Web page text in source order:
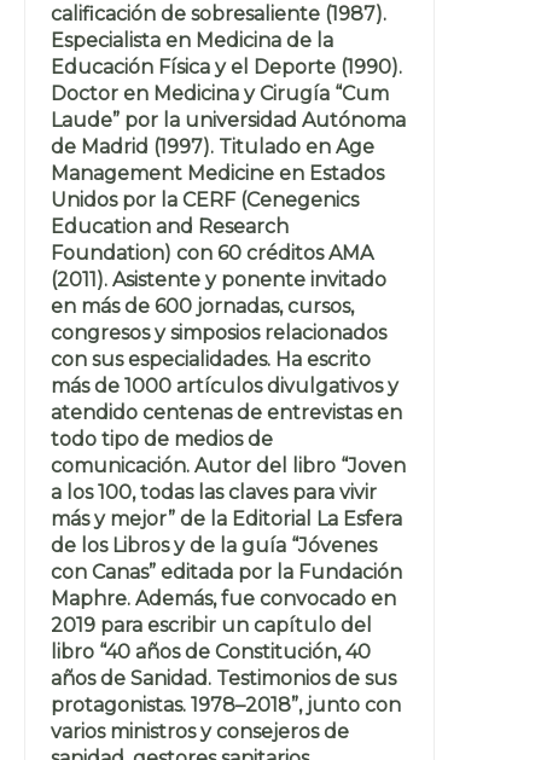
calificación de sobresaliente (1987).
Especialista en Medicina de la
Educación Física y el Deporte (1990).
Doctor en Medicina y Cirugía “Cum
Laude” por la universidad Autónoma
de Madrid (1997). Titulado en Age
Management Medicine en Estados
Unidos por la CERF (Cenegenics
Education and Research
Foundation) con 60 créditos AMA
(2011). Asistente y ponente invitado
en más de 600 jornadas, cursos,
congresos y simposios relacionados
con sus especialidades. Ha escrito
más de 1000 artículos divulgativos y
atendido centenas de entrevistas en
todo tipo de medios de
comunicación. Autor del libro “Joven
a los 100, todas las claves para vivir
más y mejor” de la Editorial La Esfera
de los Libros y de la guía “Jóvenes
con Canas” editada por la Fundación
Maphre. Además, fue convocado en
2019 para escribir un capítulo del
libro “40 años de Constitución, 40
años de Sanidad. Testimonios de sus
protagonistas. 1978–2018”, junto con
varios ministros y consejeros de